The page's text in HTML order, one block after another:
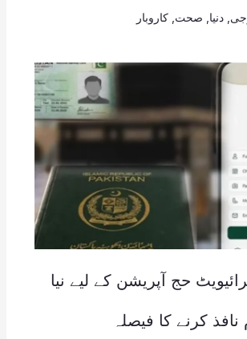
دنیا صحت کاروبار
پرائیویٹ حج آپریشن کے لیے نیا
کرنے کا فیصلہ